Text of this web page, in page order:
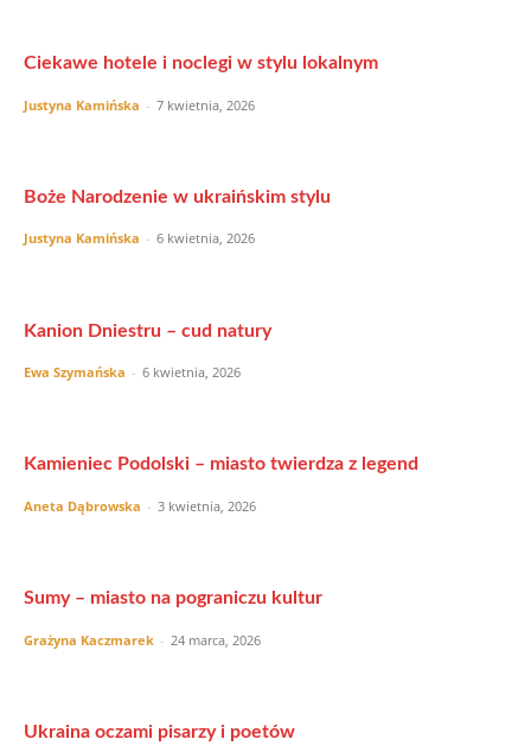
Ciekawe hotele i noclegi w stylu lokalnym
Justyna Kamińska - 7 kwietnia, 2026
Boże Narodzenie w ukraińskim stylu
Justyna Kamińska - 6 kwietnia, 2026
Kanion Dniestru – cud natury
Ewa Szymańska - 6 kwietnia, 2026
Kamieniec Podolski – miasto twierdza z legend
Aneta Dąbrowska - 3 kwietnia, 2026
Sumy – miasto na pograniczu kultur
Grażyna Kaczmarek - 24 marca, 2026
Ukraina oczami pisarzy i poetów